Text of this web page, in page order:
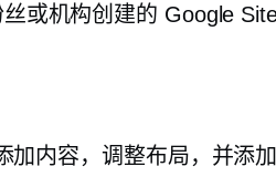
或机构创建的 Google
加内容，调整布局，并添